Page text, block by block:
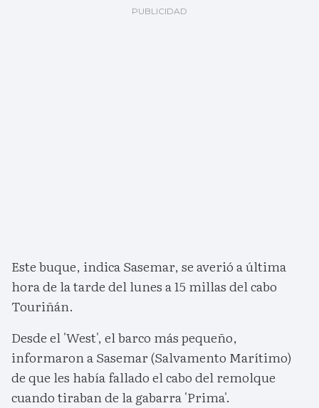
Este buque, indica Sasemar, se averió a última
hora de la tarde del lunes a 15 millas del cabo
Touriñán.
Desde el 'West', el barco más pequeño,
informaron a Sasemar (Salvamento Marítimo)
de que les había fallado el cabo del remolque
cuando tiraban de la gabarra 'Prima'.